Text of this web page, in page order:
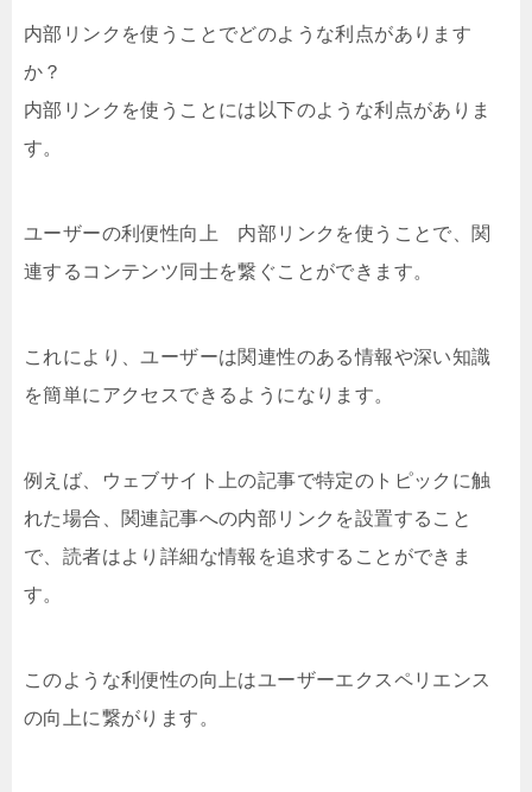
内部リンクを使うことでどのような利点があります
か？
内部リンクを使うことには以下のような利点がありま
す。
ユーザーの利便性向上 内部リンクを使うことで、関
連するコンテンツ同士を繋ぐことができます。
これにより、ユーザーは関連性のある情報や深い知識
を簡単にアクセスできるようになります。
例えば、ウェブサイト上の記事で特定のトピックに触
れた場合、関連記事への内部リンクを設置すること
で、読者はより詳細な情報を追求することができま
す。
このような利便性の向上はユーザーエクスペリエンス
の向上に繋がります。